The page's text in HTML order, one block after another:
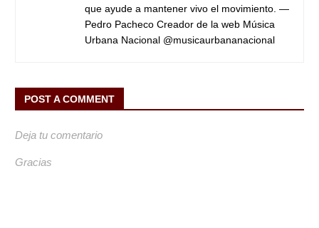
que ayude a mantener vivo el movimiento. —
Pedro Pacheco Creador de la web Música
Urbana Nacional @musicaurbananacional
POST A COMMENT
Deja tu comentario
Gracias